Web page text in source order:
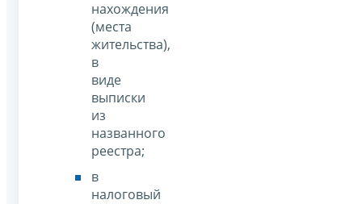
нахождения
(места
жительства),
в
виде
выписки
из
названного
реестра;
в
налоговый